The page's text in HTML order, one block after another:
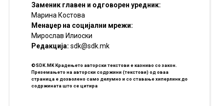
Заменик главен и одговорен уредник:
Марина Костова
Менаџер на социјални мрежи:
Мирослав Илиоски
Редакцијa: sdk@sdk.mk
©SDK.MK Крадењето авторски текстови е казниво со закон.
Преземањето на авторски содржини (текстови) од оваа
страница е дозволено само делумно и со ставање хиперлинк до
содржината што се цитира